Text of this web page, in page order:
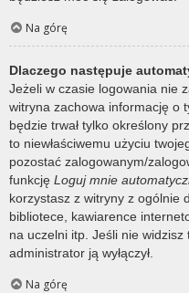
Na górę
Dlaczego następuje
Jeżeli w czasie logowania nie
witryna zachowa informację o
będzie trwał tylko określony
to niewłaściwemu użyciu
pozostać zalogowanym/
funkcję Loguj mnie
korzystasz z witryny z ogólnie
bibliotece, kawiarence
na uczelni itp. Jeśli nie
administrator ją wyłączył.
Na górę